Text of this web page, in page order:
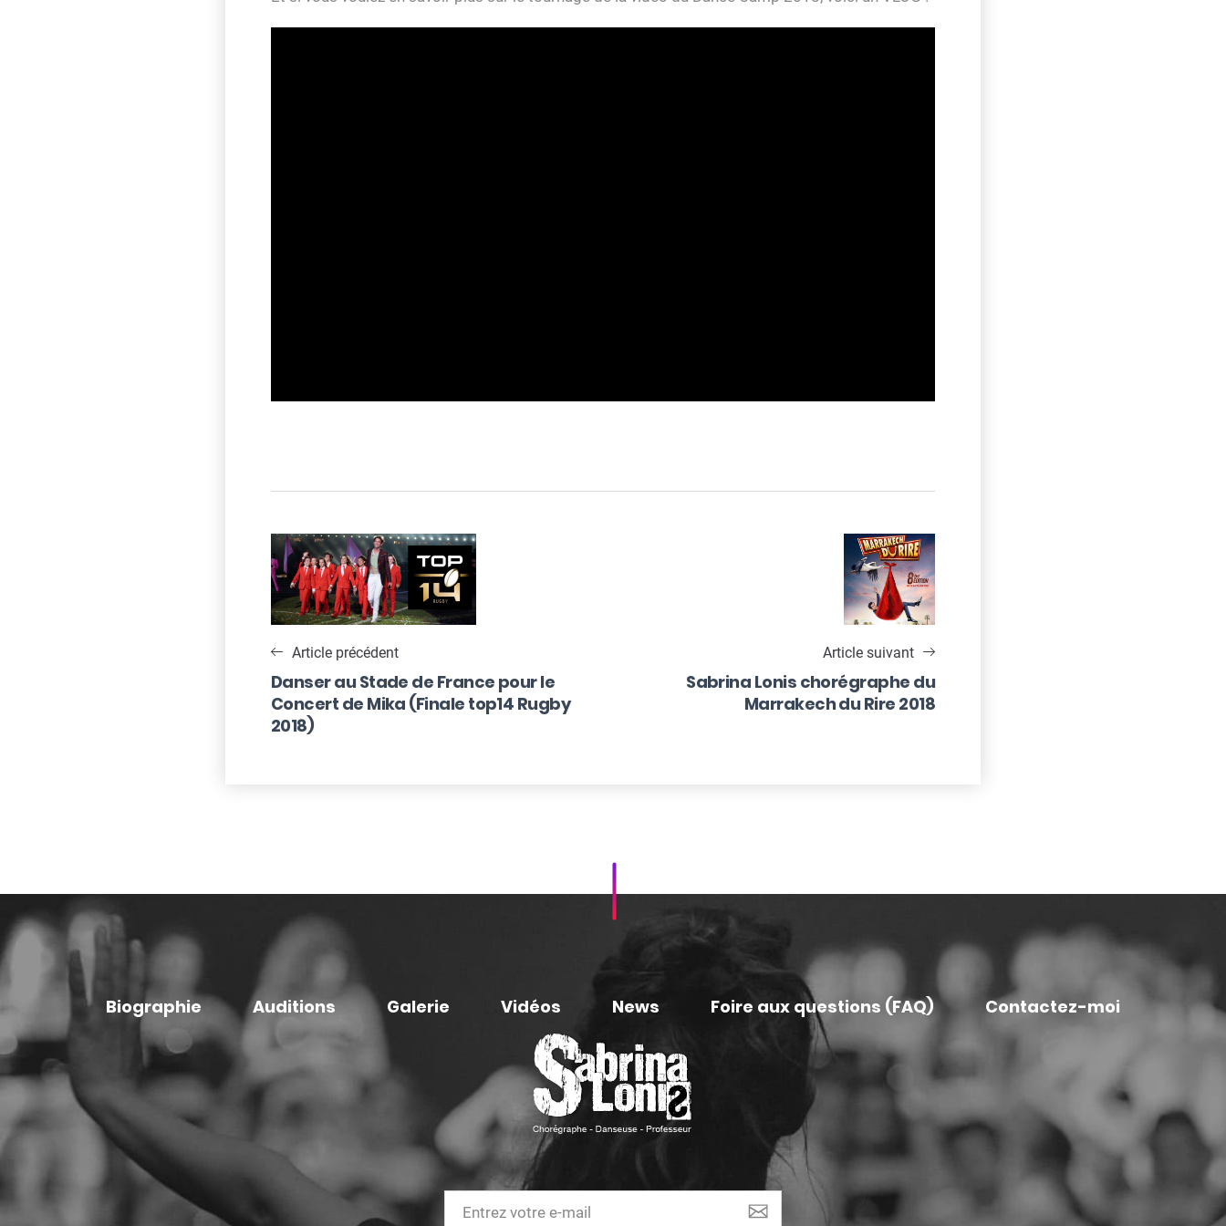
Navigation
de
l’article
Article précédent
Danser au Stade de France pour le
Concert de Mika (Finale top14 Rugby
2018)
Article suivant
Sabrina Lonis chorégraphe du
Marrakech du Rire 2018
Biographie Auditions Galerie Vidéos News Foire aux questions (FAQ) Contactez-moi